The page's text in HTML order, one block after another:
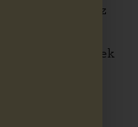
lehozta, és az
tette oldalain.
dal letöltésének
A
rendőri
kényszerítés”